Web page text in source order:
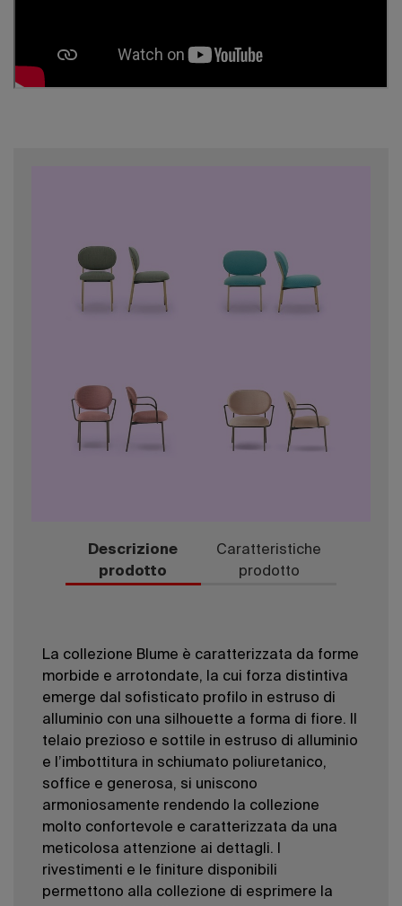
Descrizione
prodotto
Caratteristiche
prodotto
La collezione Blume è caratterizzata da forme
morbide e arrotondate, la cui forza distintiva
emerge dal sofisticato profilo in estruso di
alluminio con una silhouette a forma di fiore. Il
telaio prezioso e sottile in estruso di alluminio
e l’imbottitura in schiumato poliuretanico,
soffice e generosa, si uniscono
armoniosamente rendendo la collezione
molto confortevole e caratterizzata da una
meticolosa attenzione ai dettagli. I
rivestimenti e le finiture disponibili
permettono alla collezione di esprimere la